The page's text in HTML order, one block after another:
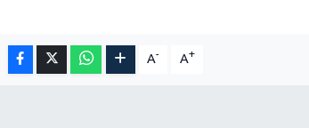
A- A+